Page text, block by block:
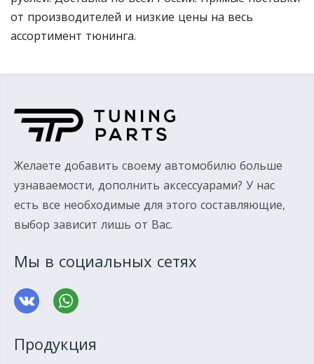
от производителей и низкие цены на весь
ассортимент тюнинга.
Желаете добавить своему автомобилю больше
узнаваемости, дополнить аксессуарами? У нас
есть все необходимые для этого составляющие,
выбор зависит лишь от Вас.
Мы в социальных сетях
Продукция